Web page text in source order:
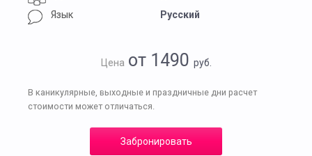
Язык
Русский
Цена от 1490 руб.
В каникулярные, выходные и праздничные дни расчет
стоимости может отличаться.
Забронировать